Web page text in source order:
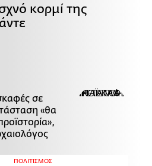
κορμί της
σε
«θα
ΠΟΛΙΤΙΣΜΟΣ